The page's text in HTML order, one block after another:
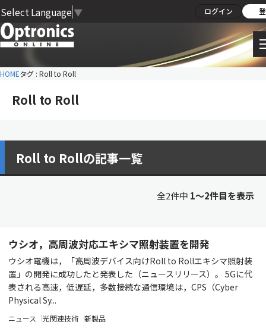
Select Language ▼ ログイン
HOMEタグ : Roll to Roll
Roll to Roll
Roll to Rollの記事一覧
全2件中 1〜2件目を表示
ウシオ，高周波対応エキシマ照射装置を開発
ウシオ電機は，「高周波デバイス向けRoll to Rollエキシマ照射装
置」の開発に成功したと発表した（ニュースリリース）。 5Gに代
表される高速，低遅延，多数接続な通信環境は，CPS（Cyber
Physical Sy...
ニュース 光関連技術 新製品